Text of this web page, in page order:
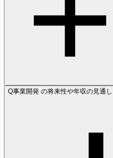
Q事業開発 の将来性や年収の見通し